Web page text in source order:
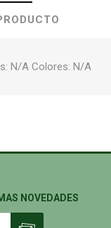
N/A Colores: N/A
NOVEDADES